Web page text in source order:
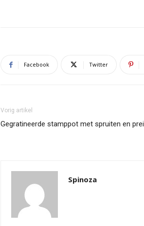
Facebook Twitter
Vorig artikel
Gegratineerde stamppot met spruiten en prei
Spinoza